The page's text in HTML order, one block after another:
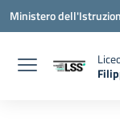
Vai ai contenuti
Vai al menu di
Vai al footer
Ministero